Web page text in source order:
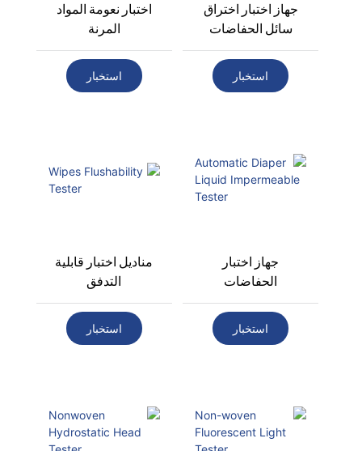
جهاز اختبار اختراق
سائل الحفاضات
استخبار
اختبار نعومة المواد
المرنة
استخبار
جهاز اختبار
الحفاضات
الأوتوماتيكي السائل
استخبار
مناديل اختبار قابلية
التدفق
استخبار